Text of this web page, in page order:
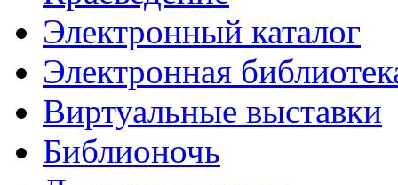
Электронный каталог
Электронная
Виртуальные выставки
Библионочь